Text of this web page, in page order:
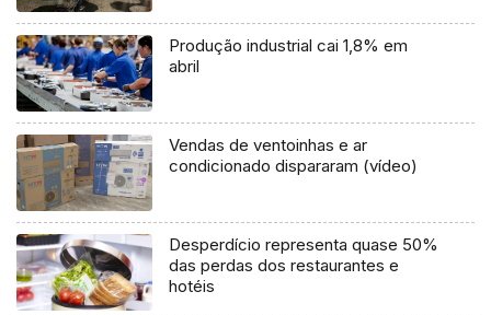
Produção industrial cai 1,8% em
abril
Vendas de ventoinhas e ar
condicionado dispararam (vídeo)
Desperdício representa quase 50%
das perdas dos restaurantes e
hotéis